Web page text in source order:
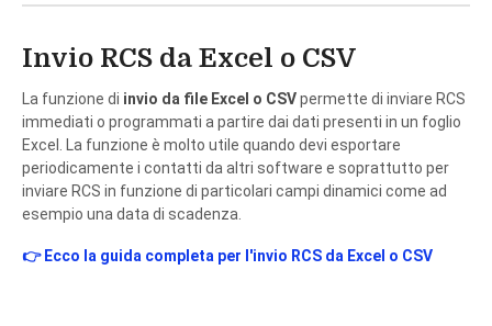
Invio RCS da Excel o CSV
La funzione di invio da file Excel o CSVpermette di inviare RCS
immediati o programmati a partire dai dati presenti in un foglio
Excel. La funzione è molto utile quando devi esportare
periodicamente i contatti da altri software e soprattutto per
inviare RCS in funzione di particolari campi dinamici come ad
esempio una data di scadenza.
👉 Ecco la guida completa per l'invio RCS da Excel o CSV